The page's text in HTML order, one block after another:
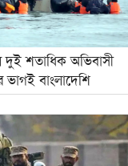
দুই শতাধিক অভিবাসী
ভাগই বাংলাদেশি